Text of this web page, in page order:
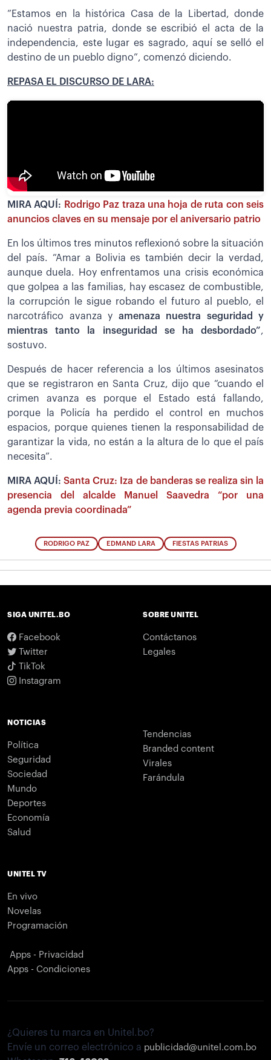
”Estamos en la histórica Casa de la Libertad, donde
nació nuestra patria, donde se escribió el acta de la
independencia, este lugar es sagrado, aquí se selló el
destino de un pueblo digno”, comenzó diciendo.
REPASA EL DISCURSO DE LARA:
MIRA AQUÍ: Rodrigo Paz traza una hoja de ruta con seis
anuncios claves en su mensaje por el aniversario patrio
En los últimos tres minutos reflexionó sobre la situación
del país. “Amar a Bolivia es también decir la verdad,
aunque duela. Hoy enfrentamos una crisis económica
que golpea a las familias, hay escasez de combustible,
la corrupción le sigue robando el futuro al pueblo, el
narcotráfico avanza y amenaza nuestra seguridad y
mientras tanto la inseguridad se ha desbordado”,
sostuvo.
Después de hacer referencia a los últimos asesinatos
que se registraron en Santa Cruz, dijo que “cuando el
crimen avanza es porque el Estado está fallando,
porque la Policía ha perdido el control en muchos
espacios, porque quienes tienen la responsabilidad de
garantizar la vida, no están a la altura de lo que el país
necesita”.
MIRA AQUÍ:Santa Cruz: Iza de banderas se realiza sin la
presencia del alcalde Manuel Saavedra “por una
agenda previa coordinada”
RODRIGO PAZ EDMAND LARA FIESTAS PATRIAS
SIGA UNITEL.BO
Facebook
Twitter
TikTok
Instagram
SOBRE UNITEL
Contáctanos
Legales
NOTICIAS
Política
Seguridad
Sociedad
Mundo
Deportes
Economía
Salud
Tendencias
Branded content
Virales
Farándula
UNITEL TV
En vivo
Novelas
Programación
Apps - Privacidad
Apps - Condiciones
¿Quieres tu marca en Unitel.bo?
Envíe un correo electrónico a publicidad@unitel.com.bo